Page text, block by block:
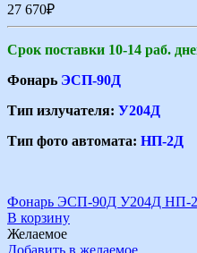
27 670₽
Срок поставки 10-14 раб.
Фонарь ЭСП-90Д
Тип излучателя: У204Д
Тип фото автомата: НП-2Д
Фонарь ЭСП-90Д У204Д НП-
В корзину
Желаемое